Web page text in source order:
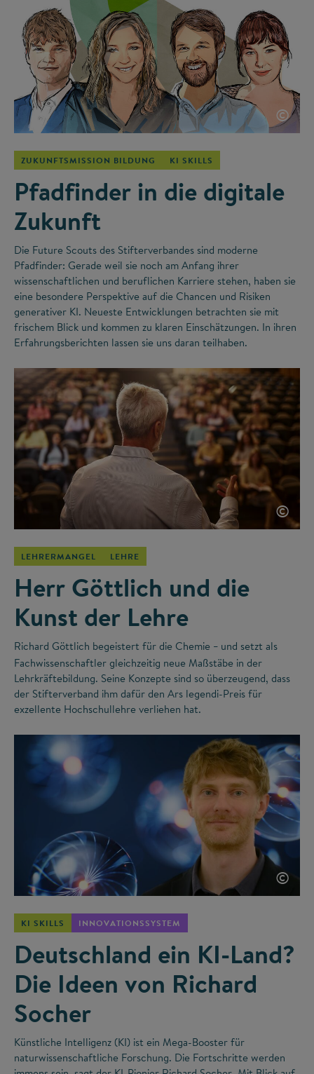
©
ZUKUNFTSMISSION BILDUNG KI SKILLS
Pfadfinder in die digitale
Zukunft
Die Future Scouts des Stifterverbandes sind moderne
Pfadfinder: Gerade weil sie noch am Anfang ihrer
wissenschaftlichen und beruflichen Karriere stehen, haben sie
eine besondere Perspektive auf die Chancen und Risiken
generativer KI. Neueste Entwicklungen betrachten sie mit
frischem Blick und kommen zu klaren Einschätzungen. In ihren
Erfahrungsberichten lassen sie uns daran teilhaben.
©
LEHRERMANGEL LEHRE
Herr Göttlich und die
Kunst der Lehre
Richard Göttlich begeistert für die Chemie – und setzt als
Fachwissenschaftler gleichzeitig neue Maßstäbe in der
Lehrkräftebildung. Seine Konzepte sind so überzeugend, dass
der Stifterverband ihm dafür den Ars legendi-Preis für
exzellente Hochschullehre verliehen hat.
©
KI SKILLS INNOVATIONSSYSTEM
Deutschland ein KI-Land?
Die Ideen von Richard
Socher
Künstliche Intelligenz (KI) ist ein Mega-Booster für
naturwissenschaftliche Forschung. Die Fortschritte werden